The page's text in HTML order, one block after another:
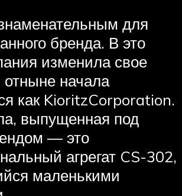
для
бренда. В это
изменила свое
отныне начала
как KioritzCorporation.
выпущенная под
— это
агрегат CS-302,
маленькими